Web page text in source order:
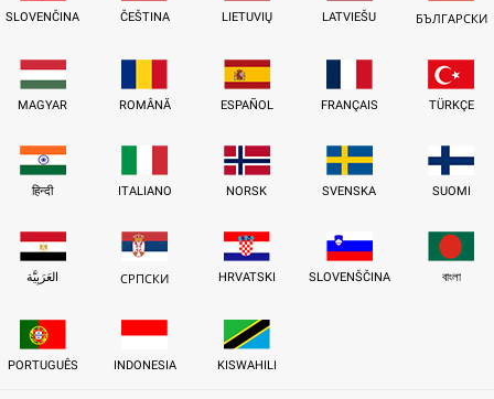
SLOVENČINA ČEŠTINA LIETUVIŲ LATVIEŠU БЪЛГАРСКИ
MAGYAR ROMÂNĂ ESPAÑOL FRANÇAIS TÜRKÇE
हिन्दी ITALIANO NORSK SVENSKA SUOMI
العَرَبِيَّة СРПСКИ HRVATSKI SLOVENŠČINA বাংলা
PORTUGUÊS INDONESIA KISWAHILI